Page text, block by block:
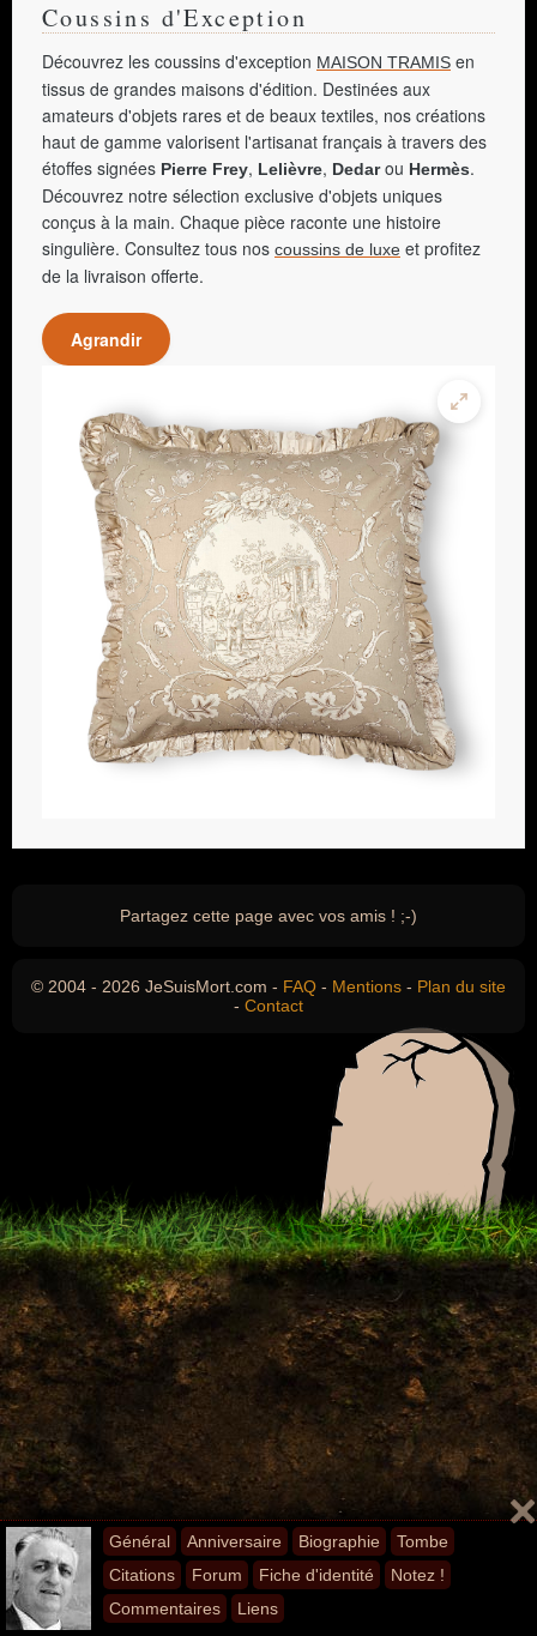
Général Anniversaire Biographie
Tombe
Citations
Forum Fiche d'identité
Notez !
Commentaires
Liens
Coussins d'Exception
Découvrez les coussins d'exception MAISON TRAMIS en
tissus de grandes maisons d'édition. Destinées aux
amateurs d'objets rares et de beaux textiles, nos créations
haut de gamme valorisent l'artisanat français à travers des
étoffes signées Pierre Frey, Lelièvre, Dedarou Hermès.
Découvrez notre sélection exclusive d'objets uniques
conçus à la main. Chaque pièce raconte une histoire
singulière. Consultez tous nos coussins de luxe et profitez
de la livraison offerte.
Agrandir
Partagez cette page avec vos amis ! ;-)
© 2004 - 2026 JeSuisMort.com - FAQ - Mentions - Plan du site
- Contact